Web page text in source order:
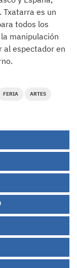
es un
todos los
manipulación
al espectador en
FERIA ARTES